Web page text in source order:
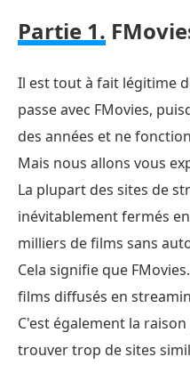
Partie 1.
Il est tout à fait légitime
passe avec FMovies,
des années et ne
Mais nous allons vous
La plupart des sites de
inévitablement fermés
milliers de films sans
Cela signifie que
films diffusés en
C'est également la
trouver trop de sites